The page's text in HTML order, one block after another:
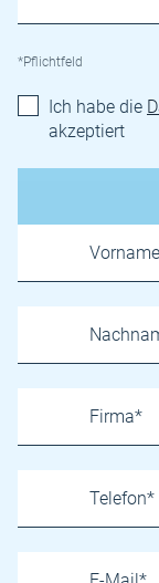
*Pflichtfeld
Ich habe die
akzeptiert